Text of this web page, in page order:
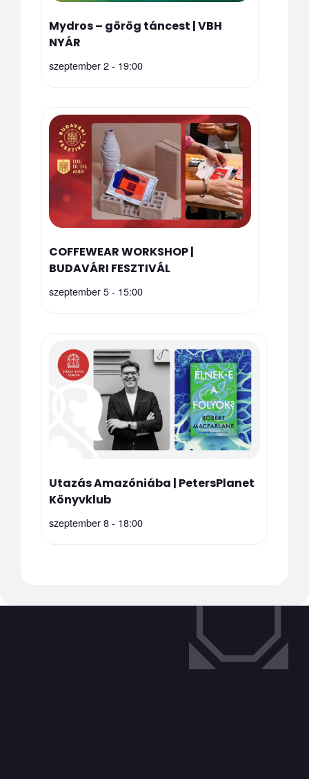
Mydros – görög táncest | VBH
NYÁR
szeptember 2 - 19:00
COFFEWEAR WORKSHOP |
BUDAVÁRI FESZTIVÁL
szeptember 5 - 15:00
Utazás Amazóniába | PetersPlanet
Könyvklub
szeptember 8 - 18:00